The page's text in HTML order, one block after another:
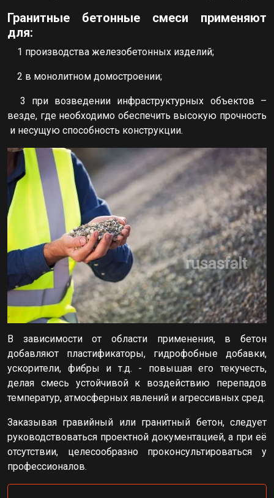
Гранитные бетонные смеси применяют
для:
1 производства железобетонных изделий;
2 в монолитном домостроении;
3 при возведении инфраструктурных объектов –
везде, где необходимо обеспечить высокую прочность
и несущую способность конструкции.
В зависимости от области применения, в бетон
добавляют пластификаторы, гидрофобные добавки,
ускорители, фибры и т.д. - повышая его текучесть,
делая смесь устойчивой к воздействию перепадов
температур, атмосферных явлений и агрессивных сред.
Заказывая гравийный или гранитный бетон, следует
руководствоваться проектной документацией, а при её
отсутствии, целесообразно проконсультироваться у
профессионалов.